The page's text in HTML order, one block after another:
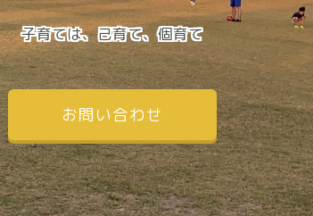
子育ては、己育て、個育て
お問い合わせ